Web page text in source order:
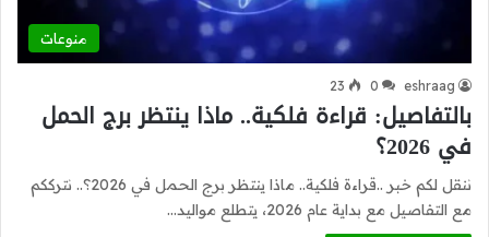
منوعات
eshraag
0
23
بالتفاصيل: قراءة فلكية.. ماذا ينتظر برج الحمل
في 2026؟
ننقل لكم خبر ..قراءة فلكية.. ماذا ينتظر برج الحمل في 2026؟.. نترككم
مع التفاصيل مع بداية عام 2026، يتطلع مواليد…